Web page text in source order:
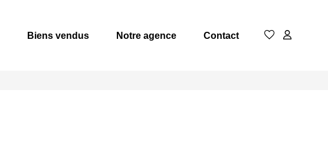
Biens vendus Notre agence Contact